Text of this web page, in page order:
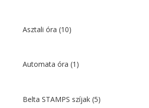
Asztali óra (10)
Automata óra (1)
Belta STAMPS szíjak (5)